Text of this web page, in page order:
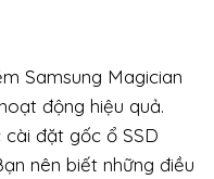
Samsung Magician
động hiệu quả.
đặt gốc ổ SSD
nên biết những điều